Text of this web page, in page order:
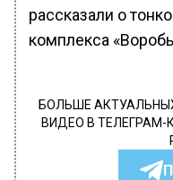
рассказали о
комплекса
БОЛЬШЕ
ВИДЕО В